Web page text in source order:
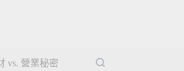
vs. 營業秘密